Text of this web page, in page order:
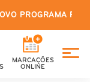
de
analíticos e
PROGRAMA
MARCAÇÕES
ONLINE